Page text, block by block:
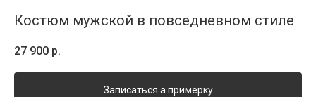
Костюм мужской в повседневном стиле
27 900 р.
Записаться а примерку